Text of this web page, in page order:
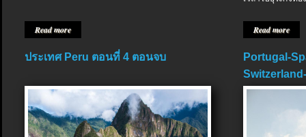
Read more Read more
ประเทศ Peru ตอนที่ 4 ตอนจบ
Portugal-